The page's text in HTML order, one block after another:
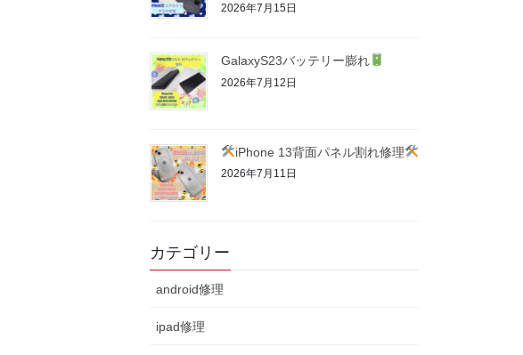
2026年7月15日
GalaxyS23バッテリー膨れ
2026年7月12日
iPhone 13背面パネル割れ修理
2026年7月11日
カテゴリー
android修理
ipad修理